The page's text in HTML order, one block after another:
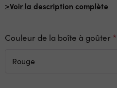
>Voir la description complète
Couleur de la boîte à goûter